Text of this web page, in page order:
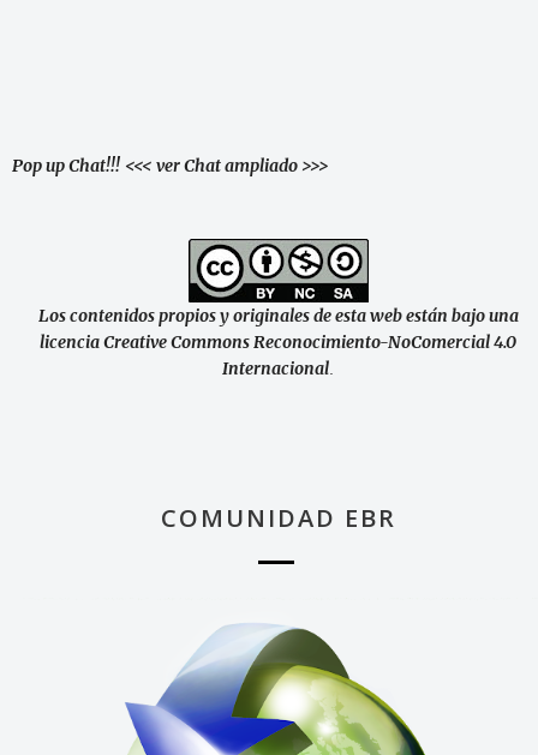
Pop up Chat!!! <<< ver Chat ampliado >>>
Los contenidos propios y originales de esta web están bajo una
licencia Creative Commons Reconocimiento-NoComercial 4.0
Internacional
COMUNIDAD EBR